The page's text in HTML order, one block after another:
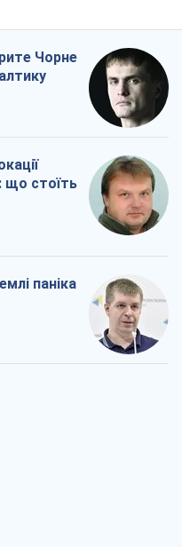
Чорне
що стоїть
паніка